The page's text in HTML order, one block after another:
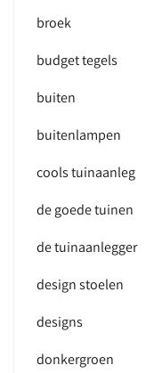
broek
budget tegels
buiten
buitenlampen
cools tuinaanleg
de goede tuinen
de tuinaanlegger
design stoelen
designs
donkergroen